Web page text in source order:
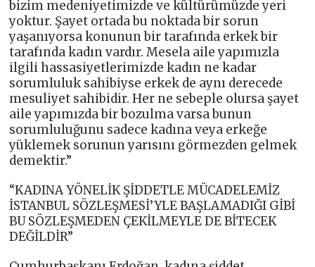
bizim medeniyetimizde ve kültürümüzde yeri
yoktur. Şayet ortada bu noktada bir sorun
yaşanıyorsa konunun bir tarafında erkek bir
tarafında kadın vardır. Mesela aile yapımızla
ilgili hassasiyetlerimizde kadın ne kadar
sorumluluk sahibiyse erkek de aynı derecede
mesuliyet sahibidir. Her ne sebeple olursa şayet
aile yapımızda bir bozulma varsa bunun
sorumluluğunu sadece kadına veya erkeğe
yüklemek sorunun yarısını görmezden gelmek
demektir.”
“KADINA YÖNELİK ŞİDDETLE MÜCADELEMİZ
İSTANBUL SÖZLEŞMESİ’YLE BAŞLAMADIĞI GİBİ
BU SÖZLEŞMEDEN ÇEKİLMEYLE DE BİTECEK
DEĞİLDİR”